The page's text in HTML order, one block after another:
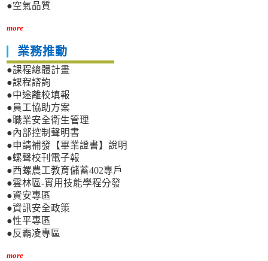
●空氣品質
more
業務推動
●課程總體計畫
●課程諮詢
●中途離校填報
●員工協助方案
●職業安全衛生管理
●內部控制聲明書
●申請補發【畢業證書】說明
●螺聲校刊電子報
●西螺農工教育儲蓄402專戶
●雲林區-實用技能學程分發
●資安專區
●資訊安全政策
●性平專區
●反霸凌專區
more